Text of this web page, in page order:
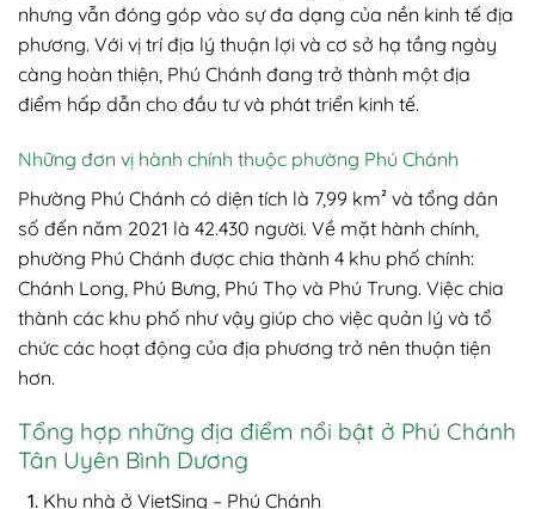
nhưng vẫn đóng góp vào sự đa dạng của nền kinh tế địa
phương. Với vị trí địa lý thuận lợi và cơ sở hạ tầng ngày
càng hoàn thiện, Phú Chánh đang trở thành một địa
điểm hấp dẫn cho đầu tư và phát triển kinh tế.
Những đơn vị hành chính thuộc phường Phú Chánh
Phường Phú Chánh có diện tích là 7,99 km² và tổng dân
số đến năm 2021 là 42.430 người. Về mặt hành chính,
phường Phú Chánh được chia thành 4 khu phố chính:
Chánh Long, Phú Bưng, Phú Thọ và Phú Trung. Việc chia
thành các khu phố như vậy giúp cho việc quản lý và tổ
chức các hoạt động của địa phương trở nên thuận tiện
hơn.
Tổng hợp những địa điểm nổi bật ở Phú Chánh
Tân Uyên Bình Dương
Khu nhà ở VietSing – Phú Chánh